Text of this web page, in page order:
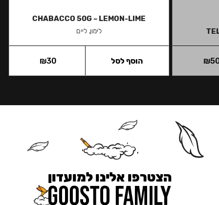
₪
CHABACCO 50G – LEMON-LIME
לימון, ליים
₪30 הוסף לסל
הצטרפו אלינו למועדון